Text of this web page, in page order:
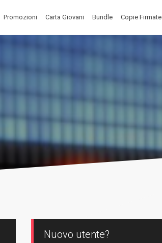
Promozioni Carta Giovani Bundle Copie Firmate
Nuovo utente?